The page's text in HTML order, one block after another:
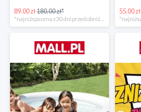
89.00 zł180.00 zł*
*najniższa cena z 30 dni przed obniżką
55.00 zł